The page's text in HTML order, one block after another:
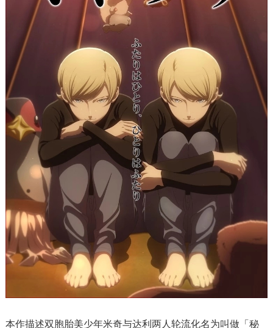
本作描述双胞胎美少年米奇与达利两人轮流化名为叫做「秘